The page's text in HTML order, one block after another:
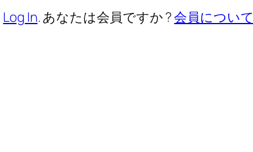
Log In. あなたは会員ですか ?会員について